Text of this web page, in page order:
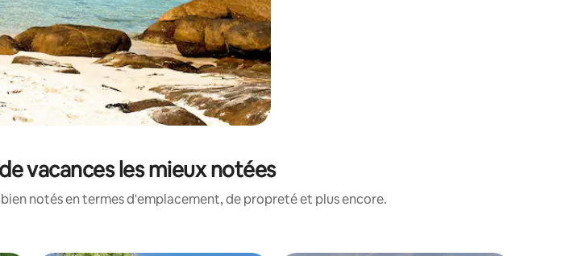
vacances les mieux notées
notés en termes d'emplacement, de propreté et plus encore.